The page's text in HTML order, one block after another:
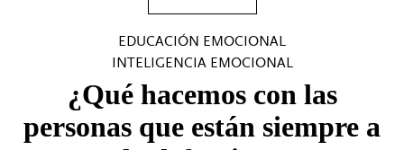
EDUCACIÓN EMOCIONAL
INTELIGENCIA EMOCIONAL
¿Qué hacemos con las
personas que están siempre a